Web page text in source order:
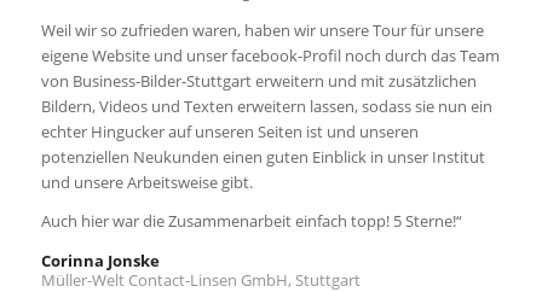
Weil wir so zufrieden waren, haben wir unsere Tour für unsere
eigene Website und unser facebook-Profil noch durch das Team
von Business-Bilder-Stuttgart erweitern und mit zusätzlichen
Bildern, Videos und Texten erweitern lassen, sodass sie nun ein
echter Hingucker auf unseren Seiten ist und unseren
potenziellen Neukunden einen guten Einblick in unser Institut
und unsere Arbeitsweise gibt.
Auch hier war die Zusammenarbeit einfach topp! 5 Sterne!“
Corinna Jonske
Müller-Welt Contact-Linsen GmbH, Stuttgart